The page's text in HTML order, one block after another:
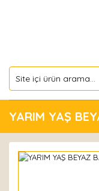
YARIM YAŞ